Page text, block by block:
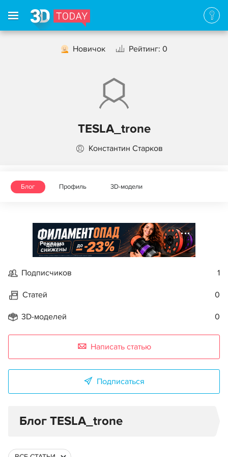
Новичок Рейтинг: 0
TESLA_trone
Константин Старков
Блог Профиль 3D-модели
Реклама
Подписчиков 1
Статей 0
3D-моделей 0
Написать статью
Подписаться
Блог TESLA_trone